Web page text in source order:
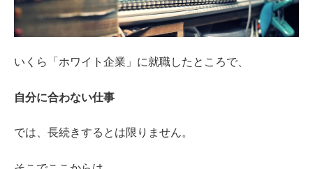
いくら「ホワイト企業」に就職したところで、
自分に合わない仕事
では、長続きするとは限りません。